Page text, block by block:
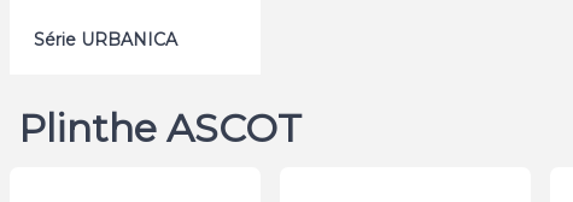
Série URBANICA
Plinthe ASCOT